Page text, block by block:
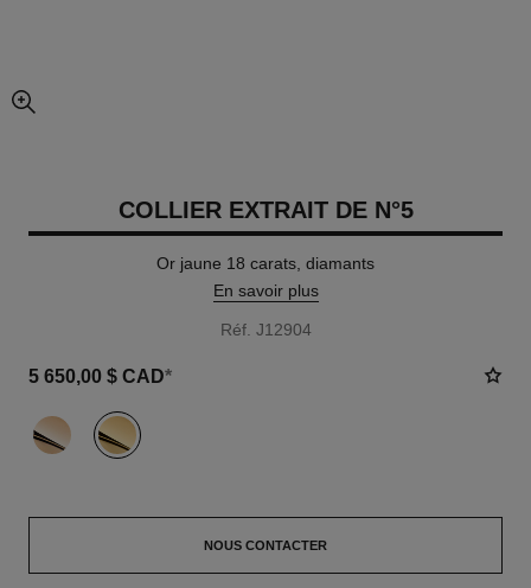
agrandissement
COLLIER EXTRAIT DE N°5
Or jaune 18 carats, diamants
En savoir plus
Réf. J12904
5 650,00 $ CAD*
variante (2)
NOUS CONTACTER